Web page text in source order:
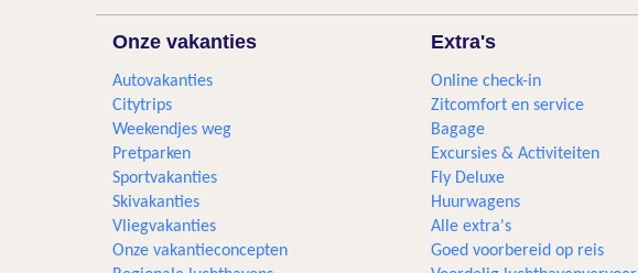
Onze vakanties
Autovakanties
Citytrips
Weekendjes weg
Pretparken
Sportvakanties
Skivakanties
Vliegvakanties
Onze vakantieconcepten
Extra's
Online check-in
Zitcomfort en service
Bagage
Excursies & Activiteiten
Fly Deluxe
Huurwagens
Alle extra's
Goed voorbereid op reis